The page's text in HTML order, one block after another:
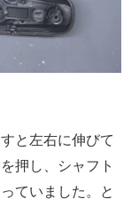
と左右に伸びて
押し、シャフト
ていました。と